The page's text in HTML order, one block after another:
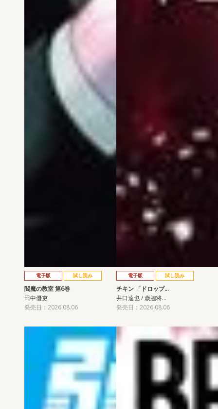
電子版 試し読み
閻魔の教室 第6巻
田中優吏
発売日：2026.08.06
電子版 試し読み
チキン 「ドロップ…
井口達也 / 歳脇将…
発売日：2026.08.06